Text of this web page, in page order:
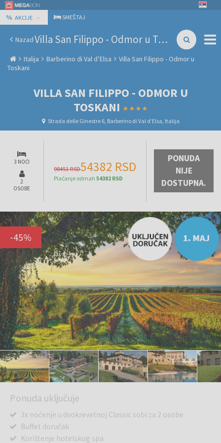
% AKCIJE SMEŠTAJ
Nazad Villa San Filippo - Odmor u Toskani
Italija Barberino di Val dʼElsa
Villa San Filippo - Odmor u
Toskani
VILLA SAN FILIPPO - ODMOR U
TOSKANI
Strada delle Ginestre 6, Barberino di Val dʼElsa, Italija
3 NOĆI
2
OSOBE
98451 RSD54382 RSD
Plaćanje odmah 54382 RSD
PONUDA
NIJE
DOSTUPNA.
-45%
Ponuda uključuje
3x noćenje u dvokrevetnoj Classic sobi za 2 osobe
Buffet doručak
Korištenje hotelskog spa